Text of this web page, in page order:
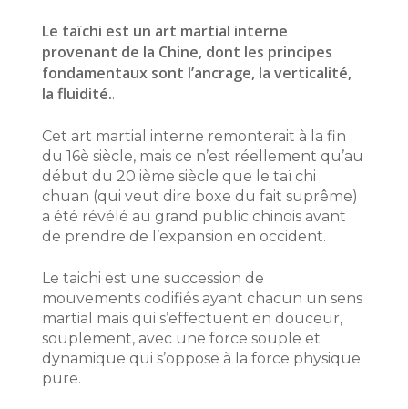
Le taïchi est un art martial interne
provenant de la Chine, dont les principes
fondamentaux sont l’ancrage, la verticalité,
la fluidité..
Cet art martial interne remonterait à la fin
du 16è siècle, mais ce n’est réellement qu’au
début du 20 ième siècle que le taï chi
chuan (qui veut dire boxe du fait suprême)
a été révélé au grand public chinois avant
de prendre de l’expansion en occident.
Le taichi est une succession de
mouvements codifiés ayant chacun un sens
martial mais qui s’effectuent en douceur,
souplement, avec une force souple et
dynamique qui s’oppose à la force physique
pure.